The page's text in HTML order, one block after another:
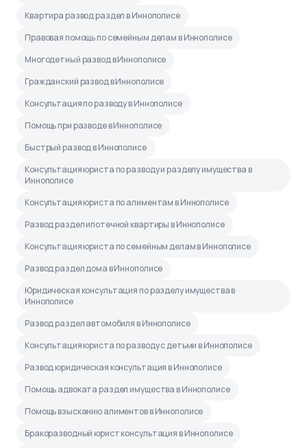
Квартира развод раздел в Иннополисе
Правовая помощь по семейным делам в Иннополисе
Многодетный развод в Иннополисе
Гражданский развод в Иннополисе
Консультация по разводу в Иннополисе
Помощь при разводе в Иннополисе
Быстрый развод в Иннополисе
Консультация юриста по разводу и разделу имущества в
Иннополисе
Консультация юриста по алиментам в Иннополисе
Развод раздел ипотечной квартиры в Иннополисе
Консультация юриста по семейным делам в Иннополисе
Развод раздел дома в Иннополисе
Юридическая консультация по разделу имущества в
Иннополисе
Развод раздел автомобиля в Иннополисе
Консультация юриста по разводу с детьми в Иннополисе
Развод юридическая консультация в Иннополисе
Помощь адвоката раздел имущества в Иннополисе
Помощь взысканию алиментов в Иннополисе
Бракоразводный юрист консультация в Иннополисе